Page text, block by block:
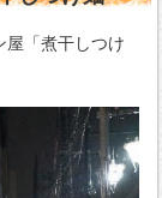
屋「煮干しつけ